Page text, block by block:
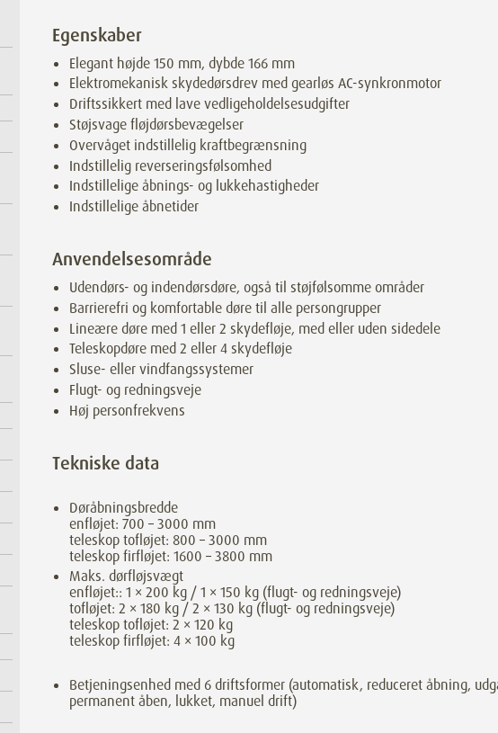
Egenskaber
Elegant højde 150 mm, dybde 166 mm
Elektromekanisk skydedørsdrev med gearløs AC-synkronmotor
Driftssikkert med lave vedligeholdelsesudgifter
Støjsvage fløjdørsbevægelser
Overvåget indstillelig kraftbegrænsning
Indstillelig reverseringsfølsomhed
Indstillelige åbnings- og lukkehastigheder
Indstillelige åbnetider
Anvendelsesområde
Udendørs- og indendørsdøre, også til støjfølsomme områder
Barrierefri og komfortable døre til alle persongrupper
Lineære døre med 1 eller 2 skydefløje, med eller uden sidedele
Teleskopdøre med 2 eller 4 skydefløje
Sluse- eller vindfangssystemer
Flugt- og redningsveje
Høj personfrekvens
Tekniske data
Døråbningsbredde
enfløjet: 700 – 3000 mm
teleskop tofløjet: 800 – 3000 mm
teleskop firfløjet: 1600 – 3800 mm
Maks. dørfløjsvægt
enfløjet:: 1 × 200 kg / 1 × 150 kg (flugt- og redningsveje)
tofløjet: 2 × 180 kg / 2 × 130 kg (flugt- og redningsveje)
teleskop tofløjet: 2 × 120 kg
teleskop firfløjet: 4 × 100 kg
Betjeningsenhed med 6 driftsformer (automatisk, reduceret åbning,
permanent åben, lukket, manuel drift)